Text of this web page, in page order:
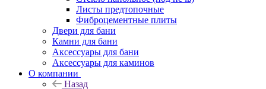
Листы предтопочные
Фиброцементные плиты
Двери для бани
Камни для бани
Аксессуары для бани
Аксессуары для каминов
О компании
Назад